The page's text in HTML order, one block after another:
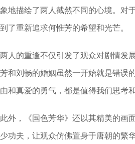
象地描绘了两人截然不同的心境。对
到了重新追求何惟芳的希望和光芒。
两人的重逢不仅引发了观众对剧情发
芳和刘畅的婚姻虽然一开始就是错误
由和真爱的勇气，都是值得我们思考
此外，《国色芳华》还以其精美的画
少功夫，让观众仿佛置身于唐朝的繁